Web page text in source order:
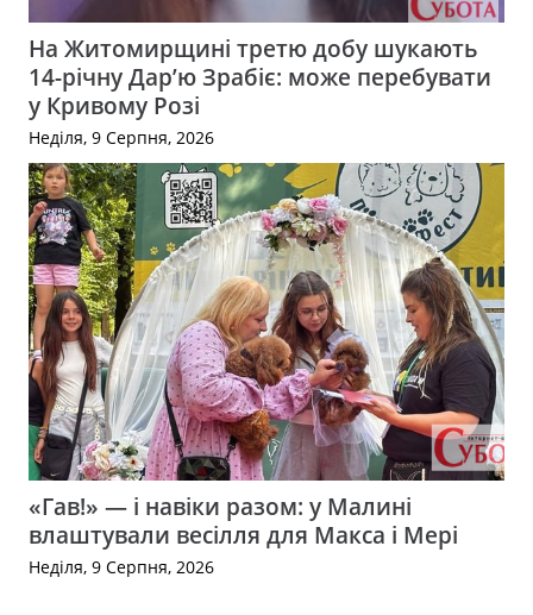
На Житомирщині третю добу шукають
14-річну Дар’ю Зрабіє: може перебувати
у Кривому Розі
Неділя, 9 Серпня, 2026
«Гав!» — і навіки разом: у Малині
влаштували весілля для Макса і Мері
Неділя, 9 Серпня, 2026